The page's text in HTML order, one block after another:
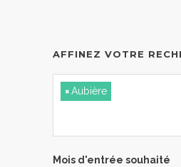
AFFINEZ VOTRE
×Aubière
Mois d'entrée souhaité